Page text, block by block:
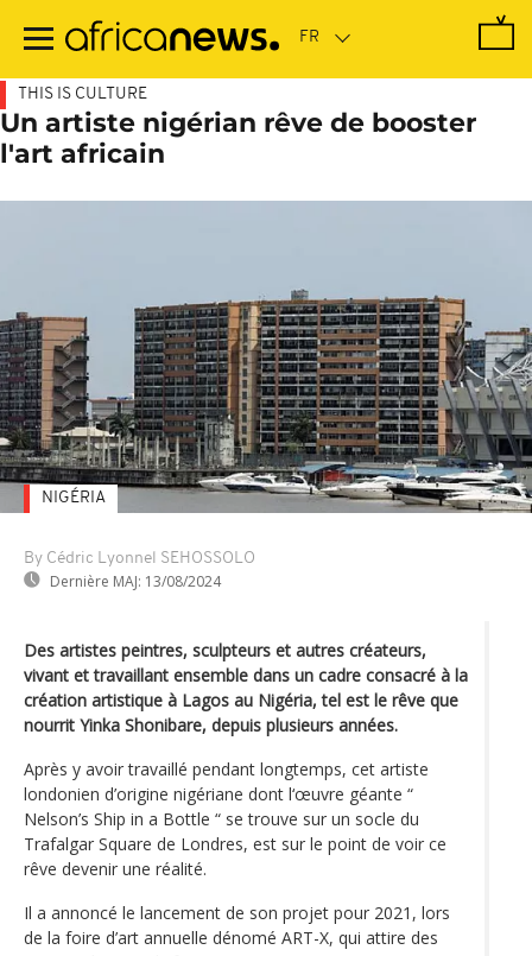
contenu
THIS IS CULTURE
Un artiste nigérian rêve de booster
l'art africain
By Cédric Lyonnel SEHOSSOLO
Dernière MAJ: 13/08/2024
NIGÉRIA
Des artistes peintres, sculpteurs et autres créateurs,
vivant et travaillant ensemble dans un cadre consacré à la
création artistique à Lagos au Nigéria, tel est le rêve que
nourrit Yinka Shonibare, depuis plusieurs années.
Après y avoir travaillé pendant longtemps, cet artiste
londonien d’origine nigériane dont l‘œuvre géante “
Nelson’s Ship in a Bottle “ se trouve sur un socle du
Trafalgar Square de Londres, est sur le point de voir ce
rêve devenir une réalité.
Il a annoncé le lancement de son projet pour 2021, lors
de la foire d’art annuelle dénomé ART-X, qui attire des